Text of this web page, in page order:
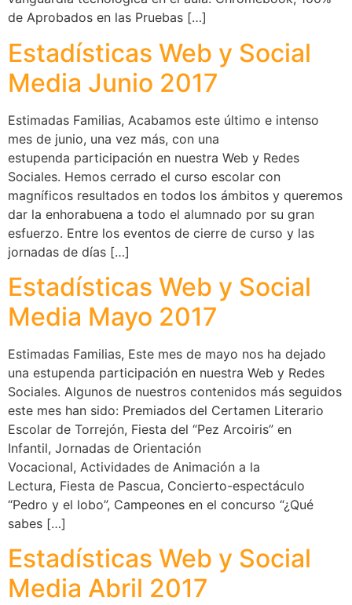
de Aprobados en las Pruebas […]
Estadísticas Web y Social
Media Junio 2017
Estimadas Familias, Acabamos este último e intenso
mes de junio, una vez más, con una
estupenda participación en nuestra Web y Redes
Sociales. Hemos cerrado el curso escolar con
magníficos resultados en todos los ámbitos y queremos
dar la enhorabuena a todo el alumnado por su gran
esfuerzo. Entre los eventos de cierre de curso y las
jornadas de días […]
Estadísticas Web y Social
Media Mayo 2017
Estimadas Familias, Este mes de mayo nos ha dejado
una estupenda participación en nuestra Web y Redes
Sociales. Algunos de nuestros contenidos más seguidos
este mes han sido: Premiados del Certamen Literario
Escolar de Torrejón, Fiesta del “Pez Arcoiris” en
Infantil, Jornadas de Orientación
Vocacional, Actividades de Animación a la
Lectura, Fiesta de Pascua, Concierto-espectáculo
“Pedro y el lobo”, Campeones en el concurso “¿Qué
sabes […]
Estadísticas Web y Social
Media Abril 2017